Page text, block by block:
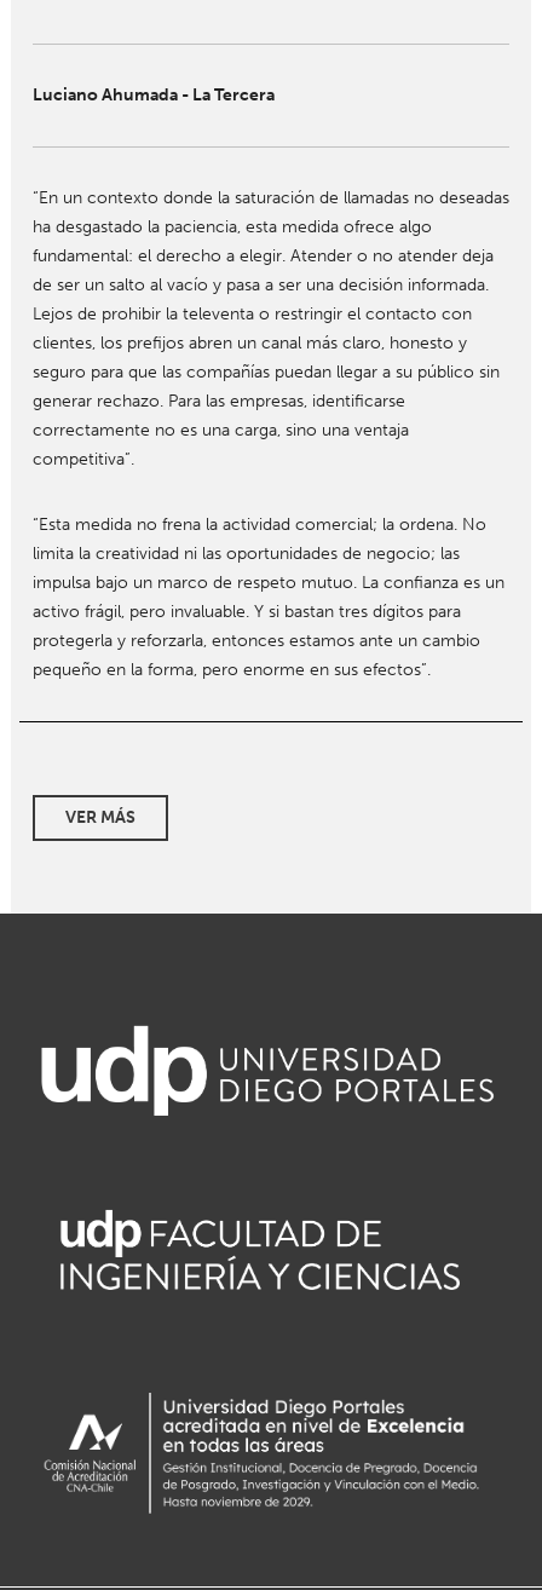
Luciano Ahumada - La Tercera
“En un contexto donde la saturación de llamadas no deseadas
ha desgastado la paciencia, esta medida ofrece algo
fundamental: el derecho a elegir. Atender o no atender deja
de ser un salto al vacío y pasa a ser una decisión informada.
Lejos de prohibir la televenta o restringir el contacto con
clientes, los prefijos abren un canal más claro, honesto y
seguro para que las compañías puedan llegar a su público sin
generar rechazo. Para las empresas, identificarse
correctamente no es una carga, sino una ventaja
competitiva”.
“Esta medida no frena la actividad comercial; la ordena. No
limita la creatividad ni las oportunidades de negocio; las
impulsa bajo un marco de respeto mutuo. La confianza es un
activo frágil, pero invaluable. Y si bastan tres dígitos para
protegerla y reforzarla, entonces estamos ante un cambio
pequeño en la forma, pero enorme en sus efectos”.
VER MÁS